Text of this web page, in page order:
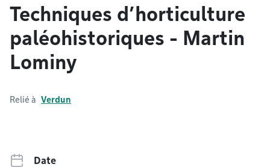
Techniques d’horticulture
paléohistoriques - Martin
Lominy
Relié à Verdun
Date